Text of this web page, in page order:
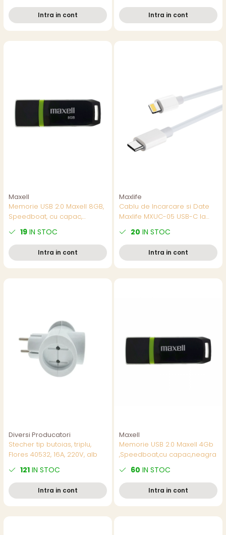
Intra in cont Intra in cont
Maxell
Memorie USB 2.0 Maxell 8GB,
Speedboat, cu capac,
neagră - Soluție Practică
pentru Stocare Portabilă
19 IN STOC
Intra in cont
Maxlife
Cablu de Incarcare si Date
Maxlife MXUC-05 USB-C la
20W, Alb, pentru Incarcare
Rapida la Distanta
20 IN STOC
Intra in cont
Diversi Producatori
Stecher tip butoias, triplu,
Flores 40532, 16A, 220V, alb
121 IN STOC
Intra in cont
Maxell
Memorie USB 2.0 Maxell 4Gb
,Speedboat,cu capac,neagra
60 IN STOC
Intra in cont